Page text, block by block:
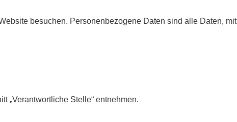
besuchen. Personenbezogene Daten sind alle Daten, mit
„Verantwortliche Stelle“ entnehmen.